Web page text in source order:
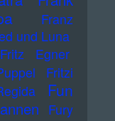
Franz
und Luna
Fritz Egner
Fritzi
Fun
Fury